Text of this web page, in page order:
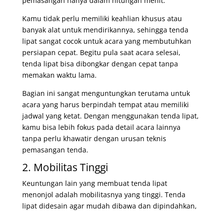
Kamu tidak perlu memiliki keahlian khusus atau
banyak alat untuk mendirikannya, sehingga tenda
lipat sangat cocok untuk acara yang membutuhkan
persiapan cepat. Begitu pula saat acara selesai,
tenda lipat bisa dibongkar dengan cepat tanpa
memakan waktu lama.
Bagian ini sangat menguntungkan terutama untuk
acara yang harus berpindah tempat atau memiliki
jadwal yang ketat. Dengan menggunakan tenda lipat,
kamu bisa lebih fokus pada detail acara lainnya
tanpa perlu khawatir dengan urusan teknis
pemasangan tenda.
2. Mobilitas Tinggi
Keuntungan lain yang membuat tenda lipat
menonjol adalah mobilitasnya yang tinggi. Tenda
lipat didesain agar mudah dibawa dan dipindahkan,